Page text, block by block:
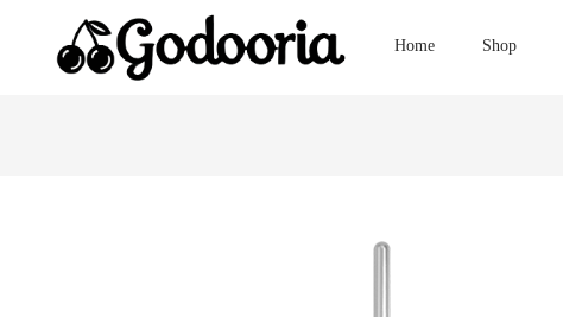
Home Shop